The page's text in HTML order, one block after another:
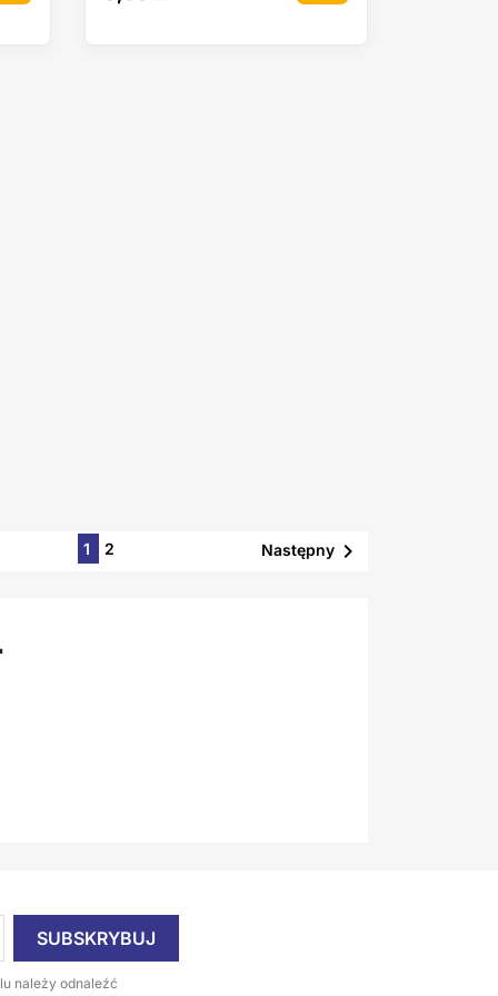
1 2 Następny
należy odnaleźć